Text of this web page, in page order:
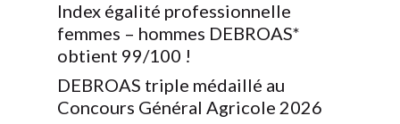
Index égalité professionnelle
femmes – hommes DEBROAS*
obtient 99/100 !
DEBROAS triple médaillé au
Concours Général Agricole 2026